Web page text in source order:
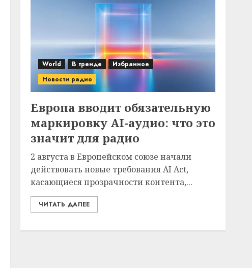
World В тренде
Избранное
Новости радио
Европа вводит обязательную
маркировку AI-аудио: что это
значит для радио
2 августа в Европейском союзе начали
действовать новые требования AI Act,
касающиеся прозрачности контента,...
ЧИТАТЬ ДАЛЕЕ